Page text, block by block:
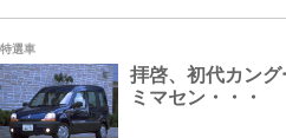
特選車
拝啓、初代カン
ミマセン・・・